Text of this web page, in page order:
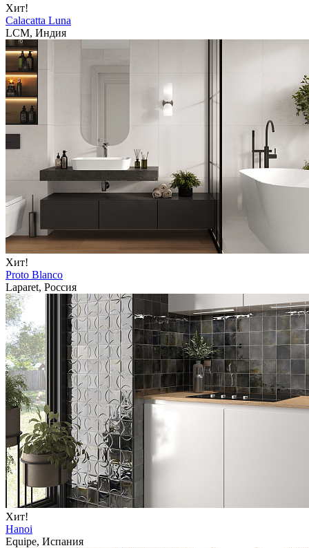
Хит!
Calacatta Luna
LCM, Индия
Хит!
Proto Blanco
Laparet, Россия
Хит!
Hanoi
Equipe, Испания